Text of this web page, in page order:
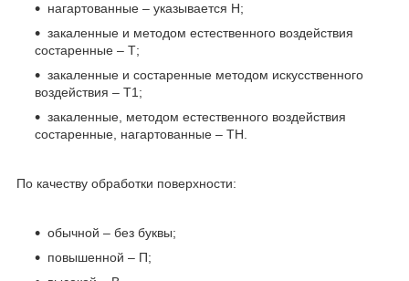
нагартованные – указывается Н;
закаленные и методом естественного воздействия
состаренные – Т;
закаленные и состаренные методом искусственного
воздействия – Т1;
закаленные, методом естественного воздействия
состаренные, нагартованные – ТН.
По качеству обработки поверхности:
обычной – без буквы;
повышенной – П;